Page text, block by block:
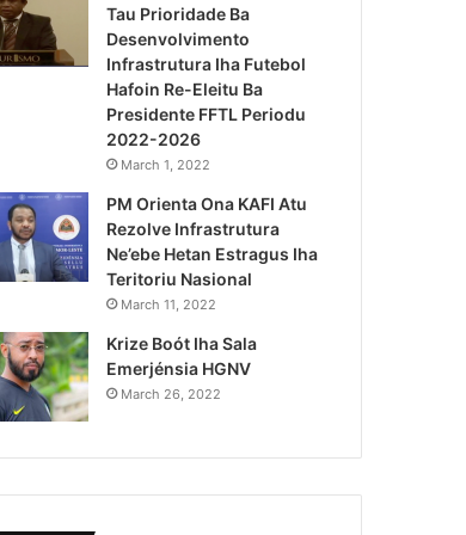
Lei Siberseguransa Ajuda
Kaptura Autór Kriminozu
Estranjeiru
Tau Prioridade Ba
Desenvolvimento
Infrastrutura Iha Futebol
Hafoin Re-Eleitu Ba
Presidente FFTL Periodu
2022-2026
March 1, 2022
PM Orienta Ona KAFI Atu
Rezolve Infrastrutura
Ne’ebe Hetan Estragus Iha
Teritoriu Nasional
March 11, 2022
Krize Boót Iha Sala
Emerjénsia HGNV
March 26, 2022